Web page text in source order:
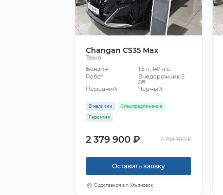
Changan CS35 Max
Техно
Бензин
1.5 л, 147 л.с.
Робот
Внедорожник 5
дв.
Передний
Черный
В наличии Спецпредложение
Гарантия
2 379 900 ₽ 2 759 900 ₽
Оставить заявку
С доставкой в г. Ульяновск